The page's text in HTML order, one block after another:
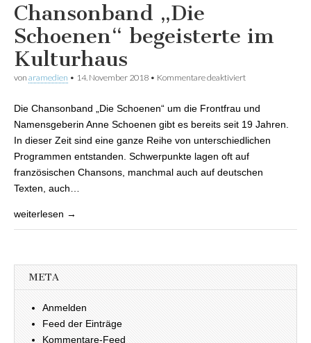
Chansonband „Die
Schoenen“ begeisterte im
Kulturhaus
von aramedien • 14. November 2018 • Kommentare deaktiviert
Kulturhaus
Die Chansonband „Die Schoenen“ um die Frontfrau und
Namensgeberin Anne Schoenen gibt es bereits seit 19 Jahren.
In dieser Zeit sind eine ganze Reihe von unterschiedlichen
Programmen entstanden. Schwerpunkte lagen oft auf
französischen Chansons, manchmal auch auf deutschen
Texten, auch…
weiterlesen →
META
Anmelden
Feed der Einträge
Kommentare-Feed